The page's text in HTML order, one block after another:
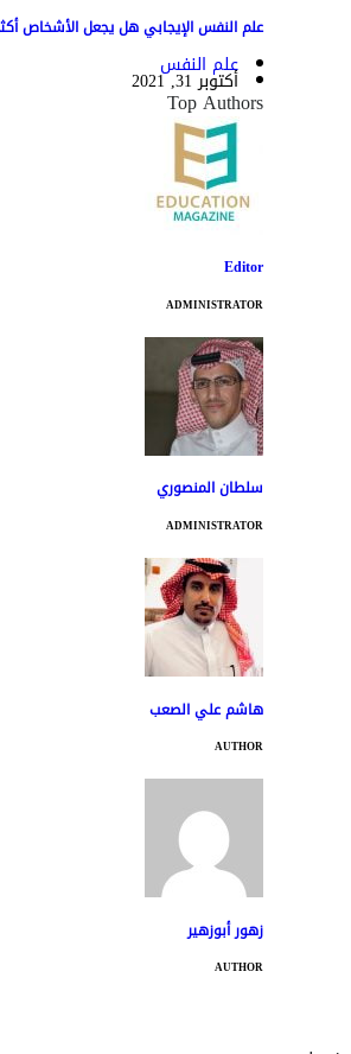
علم النفس الإيجابي هل يجعل الأشخاص
علم النفس
أكتوبر 31, 2021
Top Authors
Editor
ADMINISTRATOR
سلطان المنصوري
ADMINISTRATOR
هاشم علي الصعب
AUTHOR
زهور أبوزهير
AUTHOR